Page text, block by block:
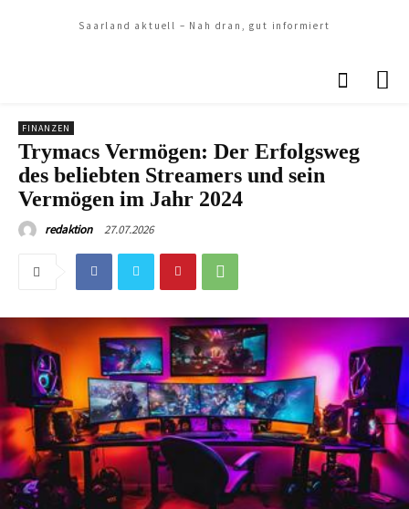
Saarland aktuell – Nah dran, gut informiert
FINANZEN
Trymacs Vermögen: Der Erfolgsweg
des beliebten Streamers und sein
Vermögen im Jahr 2024
redaktion 27.07.2026